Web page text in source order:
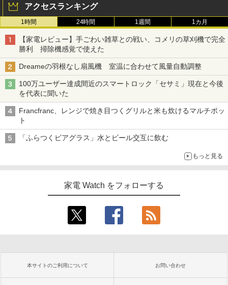
アクセスランキング
1時間 24時間 1週間 1カ月
【家電レビュー】手ごわい雑草との戦い、コメリの草刈機で完全
勝利 掃除機感覚で使えた
Dreameの羽根なし扇風機 室温に合わせて風量自動調整
100万ユーザー達成間近のスマートロック「セサミ」現在と今後
を代表に聞いた
Francfranc、レンジで焼き目つくグリルと米も炊けるマルチポッ
ト
「ふらつくビアグラス」水とビール交互に飲む
もっと見る
家電 Watch をフォローする
本サイトのご利用について お問い合わせ